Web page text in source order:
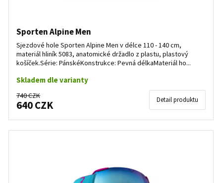
Sporten Alpine Men
Sjezdové hole Sporten Alpine Men v délce 110 - 140 cm,
materiál hliník 5083, anatomické držadlo z plastu, plastový
košíček.Série: PánskéKonstrukce: Pevná délkaMateriál ho...
Skladem dle varianty
740 CZK
640 CZK Detail produktu